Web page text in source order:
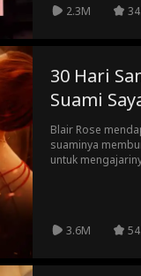
2.3M
30 Hari
Suami
Blair Rose
suaminya
untuk
3.6M